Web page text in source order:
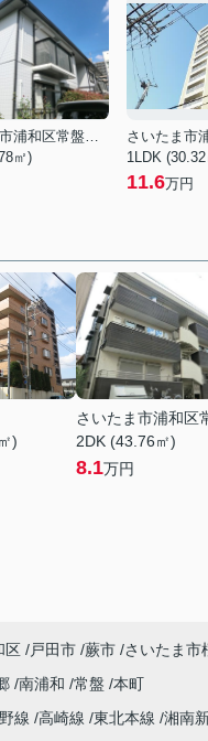
㎡)
1LDK
11.6万円
)
さいたま市浦和区
2DK (43.76㎡)
8.1万円
区 戸田市 蕨市 さいたま市
南浦和 常盤 本町
線 高崎線 東北本線 湘南